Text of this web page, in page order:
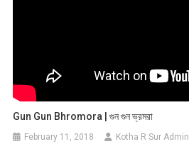
Gun Gun Bhromora | গুন গুন ভ্রমরা
February 11, 2018 Kotha R Sur Admin